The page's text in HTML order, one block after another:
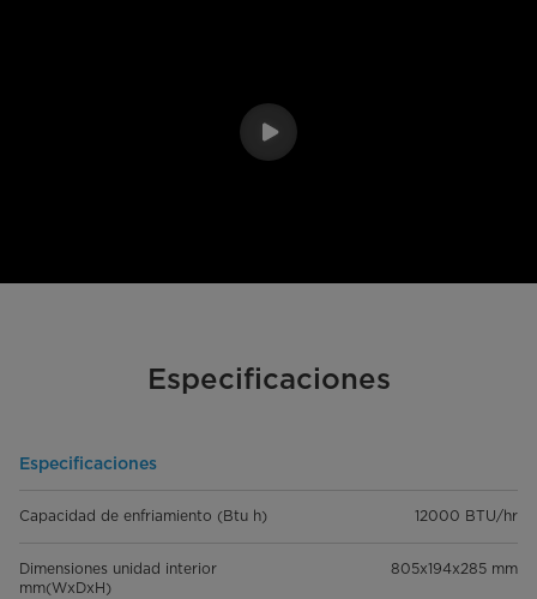
Especificaciones
Especificaciones
Capacidad de enfriamiento (Btu h) 12000 BTU/hr
Dimensiones unidad interior
mm(WxDxH)
805x194x285 mm